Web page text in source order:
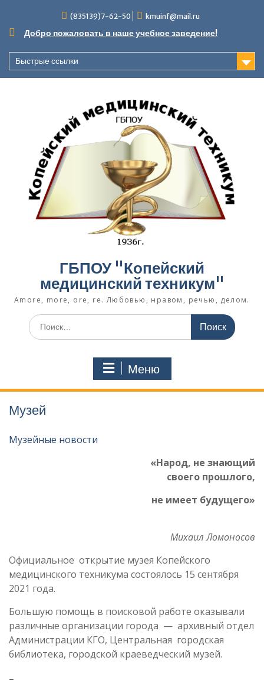
содержимому
(835139)7-62-50 kmuinf@mail.ru
Добро пожаловать в наше учебное заведение!
Быстрые ссылки
ГБПОУ "Копейский
медицинский техникум"
Amore, more, ore, re. Любовью, нравом, речью, делом.
Поиск
по:
Меню
Музей
Музейные новости
«Народ, не знающий
своего прошлого,
не имеет будущего»
Михаил Ломоносов
Официальное открытие музея Копейского
медицинского техникума состоялось 15 сентября
2021 года.
Большую помощь в поисковой работе оказывали
различные организации города — архивный отдел
Администрации КГО, Центральная городская
библиотека, городской краеведческий музей.